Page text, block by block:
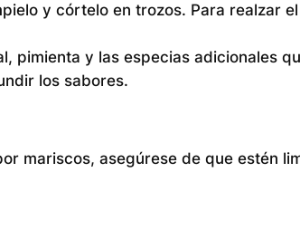
y córtelo en trozos. Para realzar
pimienta y las especias adicionales
los sabores.
mariscos, asegúrese de que estén